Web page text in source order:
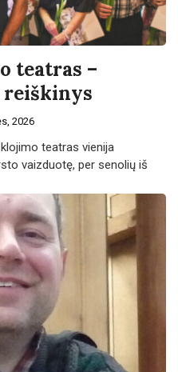
teatras –
2026
teat­ras vienija
vaizduotę, per senolių iš